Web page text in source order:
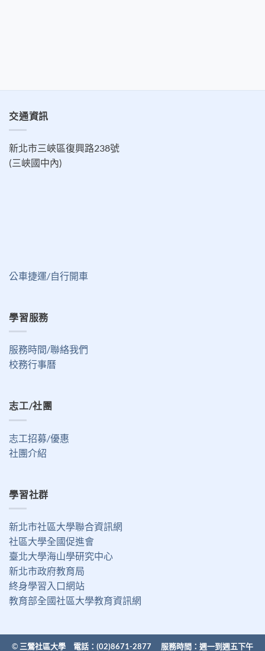
交通資訊
新北市三峽區復興路238號
(三峽國中內)
公車捷運/自行開車
學習服務
服務時間/聯絡我們
校務行事曆
志工/社團
志工招募/優惠
社團介紹
學習社群
新北市社區大學聯合資訊網
社區大學全國促進會
臺北大學海山學研究中心
新北市政府教育局
終身學習入口網站
教育部全國社區大學教育資訊網
© 三鶯社區大學 電話：(02)8671-2877 服務時間：週一到週五下午